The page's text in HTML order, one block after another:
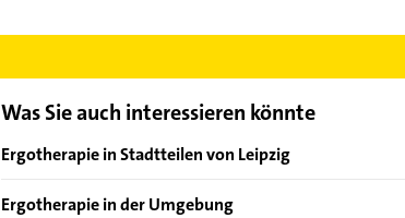
Was Sie auch interessieren könnte
Ergotherapie in Stadtteilen von Leipzig
Althen-Kleinpösna
Ergotherapie in der Umgebung